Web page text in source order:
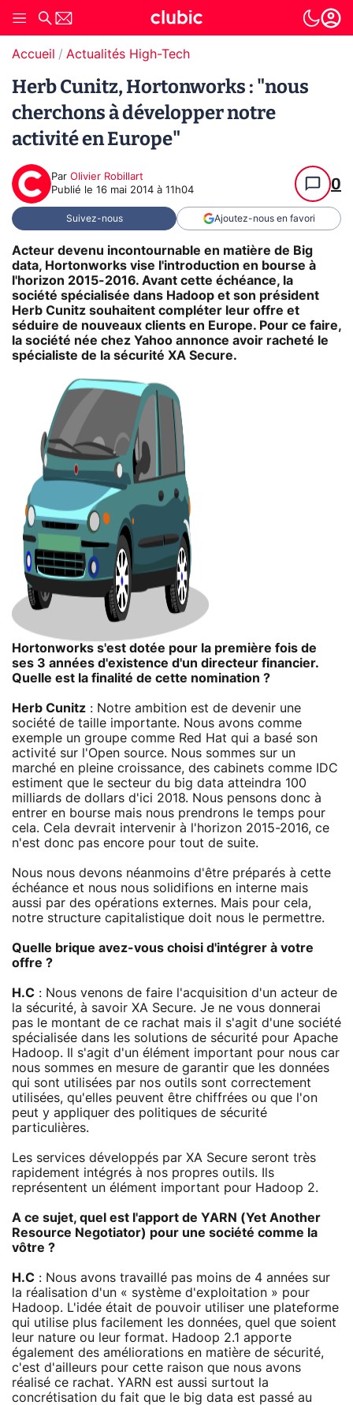
Accueil Actualités High-Tech
Herb Cunitz, Hortonworks : "nous
cherchons à développer notre
activité en Europe"
Par Olivier Robillart
Publié le 16 mai 2014 à 11h04 0
Suivez-nous Ajoutez-nous en favori
Acteur devenu incontournable en matière de Big
data, Hortonworks vise l'introduction en bourse à
l'horizon 2015-2016. Avant cette échéance, la
société spécialisée dans Hadoop et son président
Herb Cunitz souhaitent compléter leur offre et
séduire de nouveaux clients en Europe. Pour ce faire,
la société née chez Yahoo annonce avoir racheté le
spécialiste de la sécurité XA Secure.
Hortonworks s'est dotée pour la première fois de
ses 3 années d'existence d'un directeur financier.
Quelle est la finalité de cette nomination ?
Herb Cunitz : Notre ambition est de devenir une
société de taille importante. Nous avons comme
exemple un groupe comme Red Hat qui a basé son
activité sur l'Open source. Nous sommes sur un
marché en pleine croissance, des cabinets comme IDC
estiment que le secteur du big data atteindra 100
milliards de dollars d'ici 2018. Nous pensons donc à
entrer en bourse mais nous prendrons le temps pour
cela. Cela devrait intervenir à l'horizon 2015-2016, ce
n'est donc pas encore pour tout de suite.
Nous nous devons néanmoins d'être préparés à cette
échéance et nous nous solidifions en interne mais
aussi par des opérations externes. Mais pour cela,
notre structure capitalistique doit nous le permettre.
Quelle brique avez-vous choisi d'intégrer à votre
offre ?
H.C : Nous venons de faire l'acquisition d'un acteur de
la sécurité, à savoir XA Secure. Je ne vous donnerai
pas le montant de ce rachat mais il s'agit d'une société
spécialisée dans les solutions de sécurité pour Apache
Hadoop. Il s'agit d'un élément important pour nous car
nous sommes en mesure de garantir que les données
qui sont utilisées par nos outils sont correctement
utilisées, qu'elles peuvent être chiffrées ou que l'on
peut y appliquer des politiques de sécurité
particulières.
Les services développés par XA Secure seront très
rapidement intégrés à nos propres outils. Ils
représentent un élément important pour Hadoop 2.
A ce sujet, quel est l'apport de YARN (Yet Another
Resource Negotiator) pour une société comme la
vôtre ?
H.C : Nous avons travaillé pas moins de 4 années sur
la réalisation d'un « système d'exploitation » pour
Hadoop. L'idée était de pouvoir utiliser une plateforme
qui utilise plus facilement les données, quel que soient
leur nature ou leur format. Hadoop 2.1 apporte
également des améliorations en matière de sécurité,
c'est d'ailleurs pour cette raison que nous avons
réalisé ce rachat. YARN est aussi surtout la
concrétisation du fait que le big data est passé au